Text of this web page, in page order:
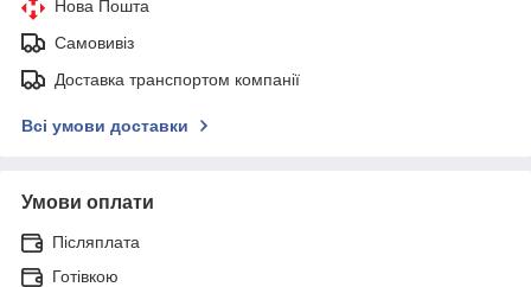
Нова Пошта
Самовивіз
Доставка транспортом компанії
Всі умови доставки
Умови оплати
Післяплата
Готівкою